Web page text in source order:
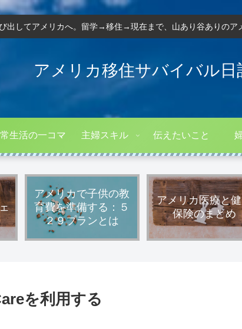
出してアメリカへ。留学→移住→現在まで、山あり谷ありのア
アメリカ移住サバイバル日
生活の一コマ 主婦スキル 伝えたいこと
アメリカで子供の教
育費を準備する：５
２９プランとは
アメリカ医療と
保険のまとめ
を利用する